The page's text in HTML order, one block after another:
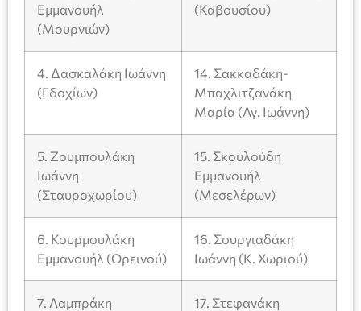
Εμμανουήλ
(Μουρνιών)
(Καβουσίου)
4. Δασκαλάκη Ιωάννη
(Γδοχίων)
14. Σακκαδάκη-
Μπαχλιτζανάκη
Μαρία (Αγ. Ιωάννη)
5. Ζουμπουλάκη
Ιωάννη
(Σταυροχωρίου)
15. Σκουλούδη
Εμμανουήλ
(Μεσελέρων)
6. Κουρμουλάκη
Εμμανουήλ (Ορεινού)
16. Σουργιαδάκη
Ιωάννη (Κ. Χωριού)
7. Λαμπράκη
17. Στεφανάκη